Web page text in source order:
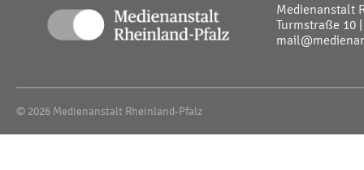
Medienanstalt
Turmstraße 10
© 2026 Medienanstalt Rheinland-Pfalz